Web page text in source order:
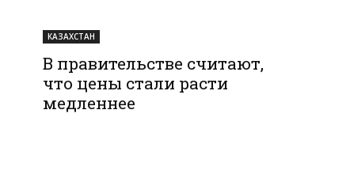
КАЗАХСТАН
В правительстве считают,
что цены стали расти
медленнее